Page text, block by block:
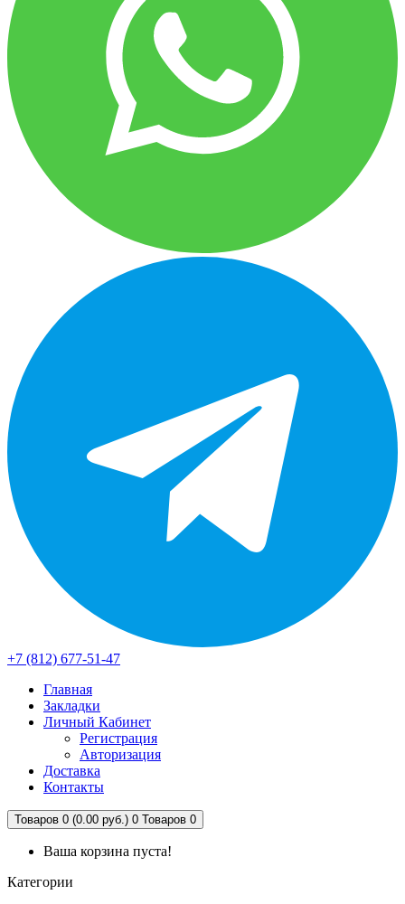
+7 (812) 677-51-47
Главная
Закладки
Личный Кабинет
Регистрация
Авторизация
Доставка
Контакты
Товаров 0 (0.00 руб.) 0 Товаров 0
Ваша корзина пуста!
Категории